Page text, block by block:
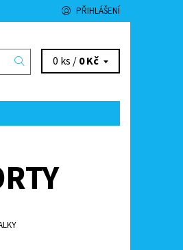
PŘIHLÁŠENÍ
0 ks /0 Kč